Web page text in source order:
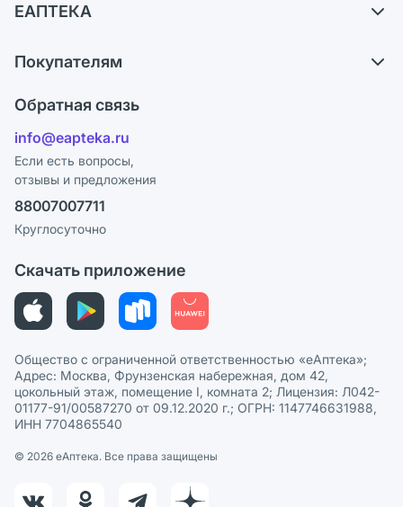
Самовывоз из аптек
Ответы на вопросы
Блог
ЕАПТЕКА
Карьера
Поставщики
Лицензия
Реклама на сайте
Ваши товары на ЕАПТЕКЕ
Покупателям
Программа СберСпасибо
Политика конфиденциальности
Пользовательское соглашение
Политика рекомендаций
Этика и соответствие
Политика в отношении обработки персональных данных
Обратная связь
info@eapteka.ru
Если есть вопросы,
отзывы и предложения
88007007711
Круглосуточно
Скачать приложение
Общество с ограниченной ответственностью «еАптека»;
Адрес: Москва, Фрунзенская набережная, дом 42,
цокольный этаж, помещение I, комната 2; Лицензия: Л042-
01177-91/00587270 от 09.12.2020 г.; ОГРН: 1147746631988,
ИНН 7704865540
© 2026 eАптека. Все права защищены